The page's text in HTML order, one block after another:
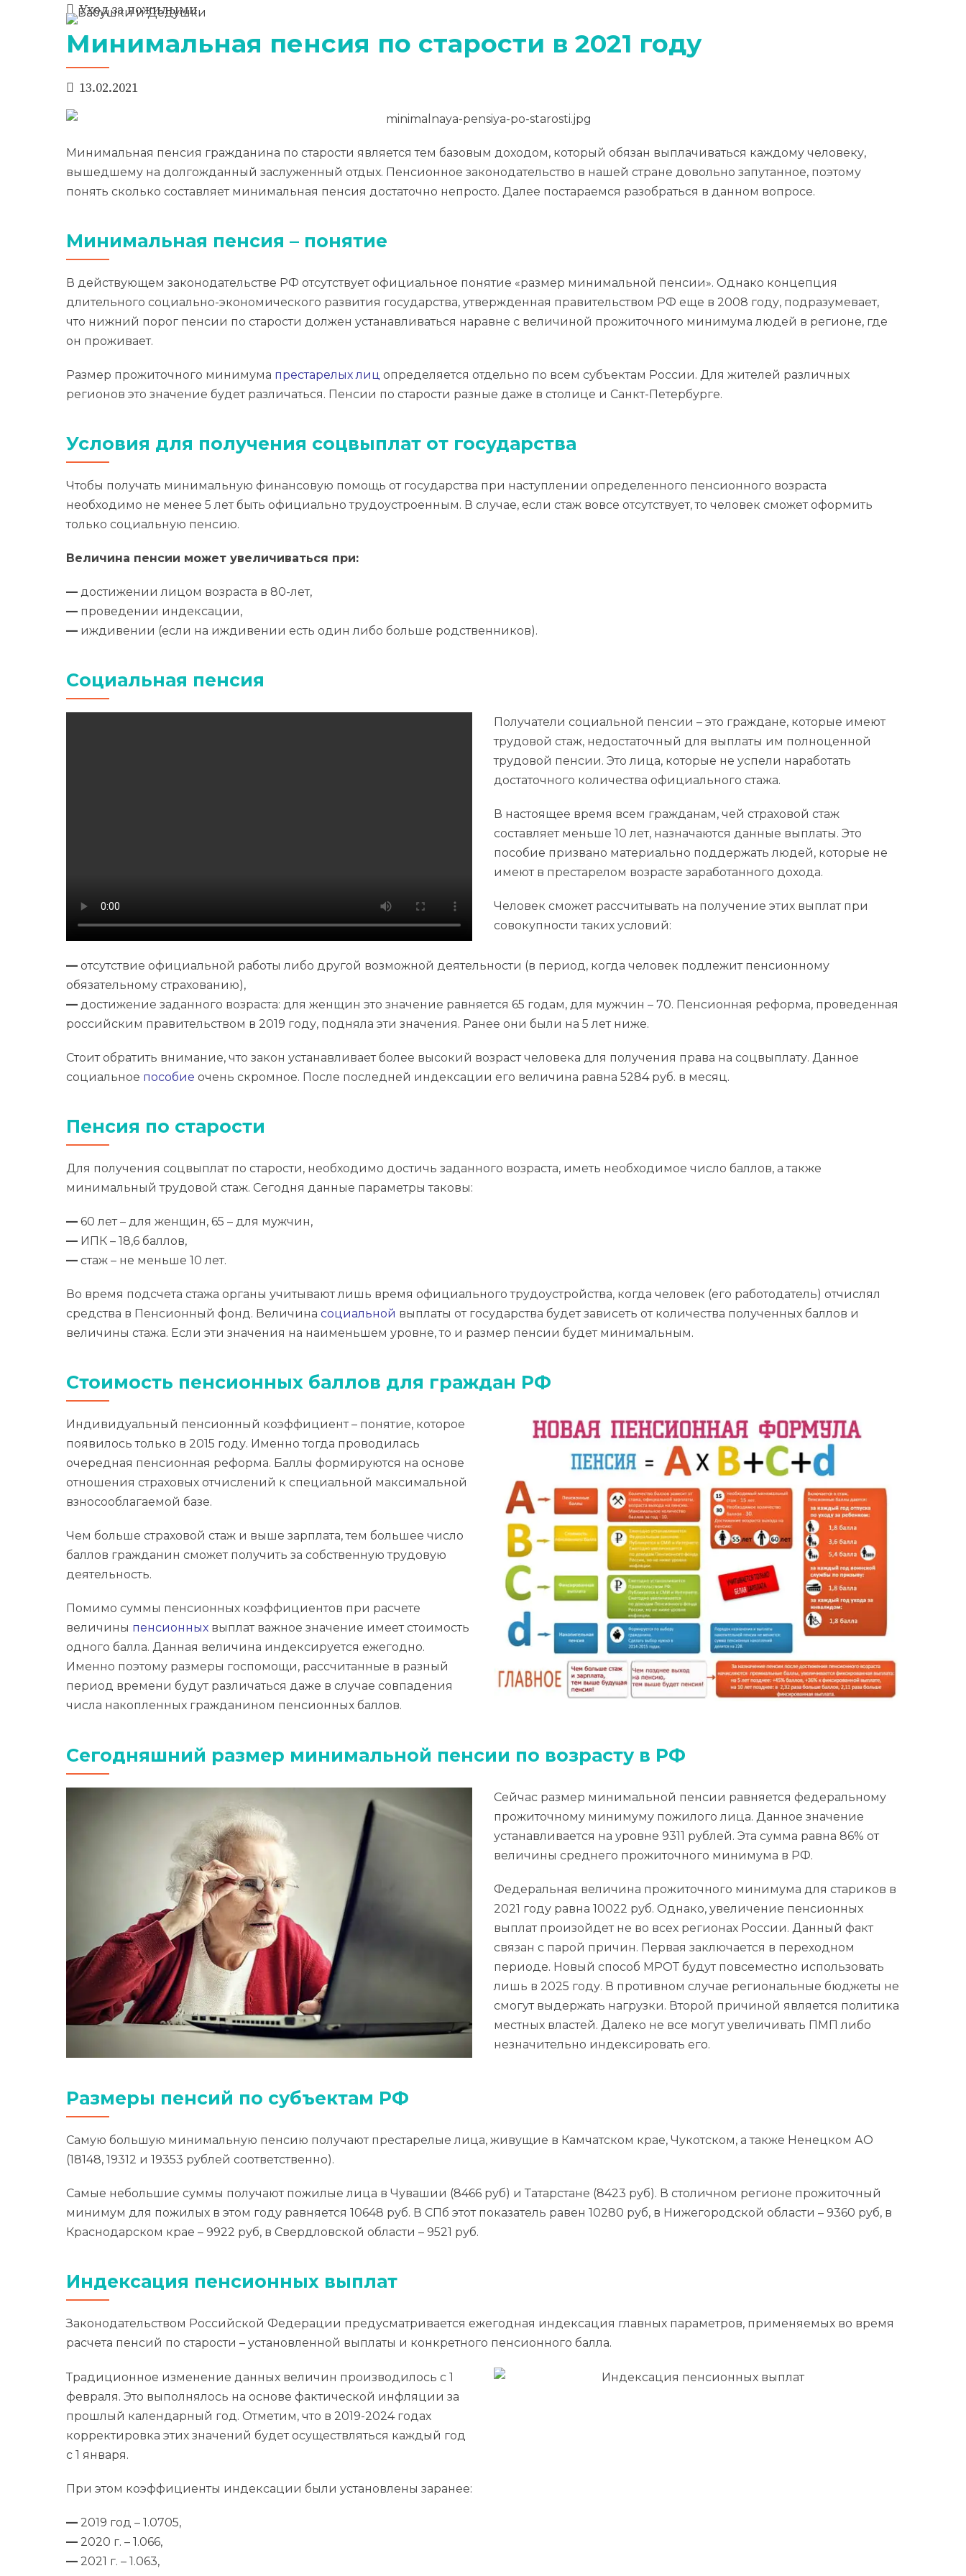
Уход за пожилыми
Минимальная пенсия по старости в 2021 году
13.02.2021
Минимальная пенсия гражданина по старости является тем базовым доходом, который обязан выплачиваться каждому человеку,
вышедшему на долгожданный заслуженный отдых. Пенсионное законодательство в нашей стране довольно запутанное, поэтому
понять сколько составляет минимальная пенсия достаточно непросто. Далее постараемся разобраться в данном вопросе.
Минимальная пенсия – понятие
В действующем законодательстве РФ отсутствует официальное понятие «размер минимальной пенсии». Однако концепция
длительного социально-экономического развития государства, утвержденная правительством РФ еще в 2008 году, подразумевает,
что нижний порог пенсии по старости должен устанавливаться наравне с величиной прожиточного минимума людей в регионе, где
он проживает.
Размер прожиточного минимума престарелых лиц определяется отдельно по всем субъектам России. Для жителей различных
регионов это значение будет различаться. Пенсии по старости разные даже в столице и Санкт-Петербурге.
Условия для получения соцвыплат от государства
Чтобы получать минимальную финансовую помощь от государства при наступлении определенного пенсионного возраста
необходимо не менее 5 лет быть официально трудоустроенным. В случае, если стаж вовсе отсутствует, то человек сможет оформить
только социальную пенсию.
Величина пенсии может увеличиваться при:
— достижении лицом возраста в 80-лет,
— проведении индексации,
— иждивении (если на иждивении есть один либо больше родственников).
Социальная пенсия
Получатели социальной пенсии – это граждане, которые имеют
трудовой стаж, недостаточный для выплаты им полноценной
трудовой пенсии. Это лица, которые не успели наработать
достаточного количества официального стажа.
В настоящее время всем гражданам, чей страховой стаж
составляет меньше 10 лет, назначаются данные выплаты. Это
пособие призвано материально поддержать людей, которые не
имеют в престарелом возрасте заработанного дохода.
Человек сможет рассчитывать на получение этих выплат при
совокупности таких условий:
— отсутствие официальной работы либо другой возможной деятельности (в период, когда человек подлежит пенсионному
обязательному страхованию),
— достижение заданного возраста: для женщин это значение равняется 65 годам, для мужчин – 70. Пенсионная реформа, проведенная
российским правительством в 2019 году, подняла эти значения. Ранее они были на 5 лет ниже.
Стоит обратить внимание, что закон устанавливает более высокий возраст человека для получения права на соцвыплату. Данное
социальное пособие очень скромное. После последней индексации его величина равна 5284 руб. в месяц.
Пенсия по старости
Для получения соцвыплат по старости, необходимо достичь заданного возраста, иметь необходимое число баллов, а также
минимальный трудовой стаж. Сегодня данные параметры таковы:
— 60 лет – для женщин, 65 – для мужчин,
— ИПК – 18,6 баллов,
— стаж – не меньше 10 лет.
Во время подсчета стажа органы учитывают лишь время официального трудоустройства, когда человек (его работодатель) отчислял
средства в Пенсионный фонд. Величина социальной выплаты от государства будет зависеть от количества полученных баллов и
величины стажа. Если эти значения на наименьшем уровне, то и размер пенсии будет минимальным.
Стоимость пенсионных баллов для граждан РФ
Индивидуальный пенсионный коэффициент – понятие, которое
появилось только в 2015 году. Именно тогда проводилась
очередная пенсионная реформа. Баллы формируются на основе
отношения страховых отчислений к специальной максимальной
взносооблагаемой базе.
Чем больше страховой стаж и выше зарплата, тем большее число
баллов гражданин сможет получить за собственную трудовую
деятельность.
Помимо суммы пенсионных коэффициентов при расчете
величины пенсионных выплат важное значение имеет стоимость
одного балла. Данная величина индексируется ежегодно.
Именно поэтому размеры госпомощи, рассчитанные в разный
период времени будут различаться даже в случае совпадения
числа накопленных гражданином пенсионных баллов.
Сегодняшний размер минимальной пенсии по возрасту в РФ
Сейчас размер минимальной пенсии равняется федеральному
прожиточному минимуму пожилого лица. Данное значение
устанавливается на уровне 9311 рублей. Эта сумма равна 86% от
величины среднего прожиточного минимума в РФ.
Федеральная величина прожиточного минимума для стариков в
2021 году равна 10022 руб. Однако, увеличение пенсионных
выплат произойдет не во всех регионах России. Данный факт
связан с парой причин. Первая заключается в переходном
периоде. Новый способ МРОТ будут повсеместно использовать
лишь в 2025 году. В противном случае региональные бюджеты не
смогут выдержать нагрузки. Второй причиной является политика
местных властей. Далеко не все могут увеличивать ПМП либо
незначительно индексировать его.
Размеры пенсий по субъектам РФ
Самую большую минимальную пенсию получают престарелые лица, живущие в Камчатском крае, Чукотском, а также Ненецком АО
(18148, 19312 и 19353 рублей соответственно).
Самые небольшие суммы получают пожилые лица в Чувашии (8466 руб) и Татарстане (8423 руб). В столичном регионе прожиточный
минимум для пожилых в этом году равняется 10648 руб. В СПб этот показатель равен 10280 руб, в Нижегородской области – 9360 руб, в
Краснодарском крае – 9922 руб, в Свердловской области – 9521 руб.
Индексация пенсионных выплат
Законодательством Российской Федерации предусматривается ежегодная индексация главных параметров, применяемых во время
расчета пенсий по старости – установленной выплаты и конкретного пенсионного балла.
Традиционное изменение данных величин производилось с 1
февраля. Это выполнялось на основе фактической инфляции за
прошлый календарный год. Отметим, что в 2019-2024 годах
корректировка этих значений будет осуществляться каждый год
с 1 января.
При этом коэффициенты индексации были установлены заранее:
— 2019 год – 1.0705,
— 2020 г. – 1.066,
— 2021 г. – 1.063,